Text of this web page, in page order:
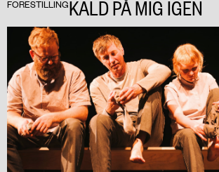
FORESTILLINGKALD PÅ MIG IGEN